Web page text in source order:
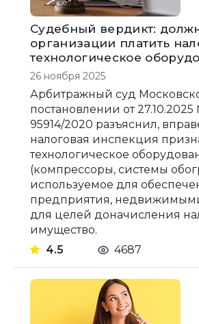
Судебный вердикт:
организации платить
технологическое
26 ноября 2025
Арбитражный суд
постановлении от
95914/2020 разъяснил,
налоговая инспекция
технологическое
(компрессоры, системы
используемое для
предприятия,
для целей доначисления
имущество.
4.5
4687